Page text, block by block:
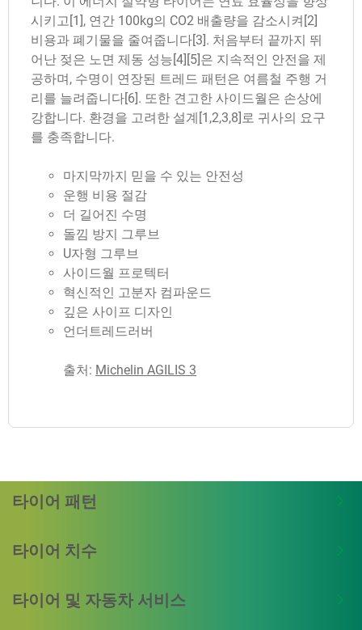
시키고[1], 연간 100kg의 CO2 배출량을 감소시켜[2]
비용과 폐기물을 줄여줍니다[3]. 처음부터 끝까지 뛰
어난 젖은 노면 제동 성능[4][5]은 지속적인 안전을 제
공하며, 수명이 연장된 트레드 패턴은 여름철 주행 거
리를 늘려줍니다[6]. 또한 견고한 사이드월은 손상에
강합니다. 환경을 고려한 설계[1,2,3,8]로 귀사의 요구
를 충족합니다.
마지막까지 믿을 수 있는 안전성
운행 비용 절감
더 길어진 수명
돌낌 방지 그루브
U자형 그루브
사이드월 프로텍터
혁신적인 고분자 컴파운드
깊은 사이프 디자인
언더트레드러버
출처: Michelin AGILIS 3
타이어 패턴
타이어 치수
타이어 및 자동차 서비스